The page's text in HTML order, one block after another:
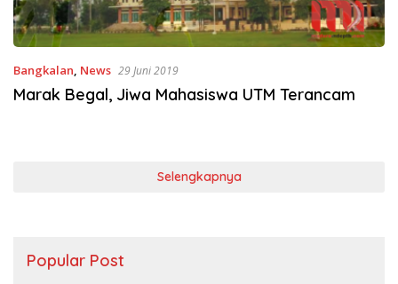
Bangkalan, News 29 Juni 2019
Marak Begal, Jiwa Mahasiswa UTM Terancam
Selengkapnya
Popular Post